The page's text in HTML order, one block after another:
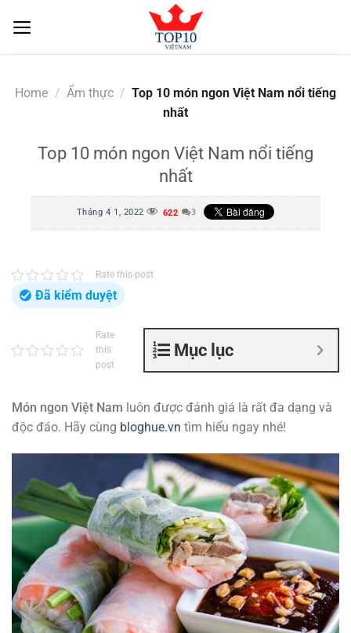
Home / Ẩm thực / Top 10 món ngon Việt Nam nổi tiếng
nhất
Top 10 món ngon Việt Nam nổi tiếng
nhất
Tháng 4 1, 2022 622 3
Rate this post
Đã kiểm duyệt
Mục lục
Rate
this
post
Món ngon Việt Nam luôn được đánh giá là rất đa dạng và
độc đáo. Hãy cùng bloghue.vn tìm hiểu ngay nhé!